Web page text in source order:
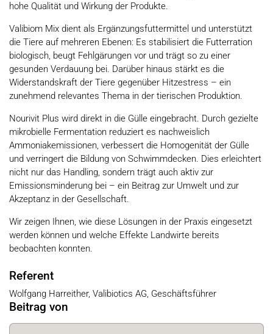
hohe Qualität und Wirkung der Produkte.
Valibiom Mix dient als Ergänzungsfuttermittel und unterstützt
die Tiere auf mehreren Ebenen: Es stabilisiert die Futterration
biologisch, beugt Fehlgärungen vor und trägt so zu einer
gesunden Verdauung bei. Darüber hinaus stärkt es die
Widerstandskraft der Tiere gegenüber Hitzestress – ein
zunehmend relevantes Thema in der tierischen Produktion.
Nourivit Plus wird direkt in die Gülle eingebracht. Durch gezielte
mikrobielle Fermentation reduziert es nachweislich
Ammoniakemissionen, verbessert die Homogenität der Gülle
und verringert die Bildung von Schwimmdecken. Dies erleichtert
nicht nur das Handling, sondern trägt auch aktiv zur
Emissionsminderung bei – ein Beitrag zur Umwelt und zur
Akzeptanz in der Gesellschaft.
Wir zeigen Ihnen, wie diese Lösungen in der Praxis eingesetzt
werden können und welche Effekte Landwirte bereits
beobachten konnten.
Referent
Wolfgang Harreither, Valibiotics AG, Geschäftsführer
Beitrag von